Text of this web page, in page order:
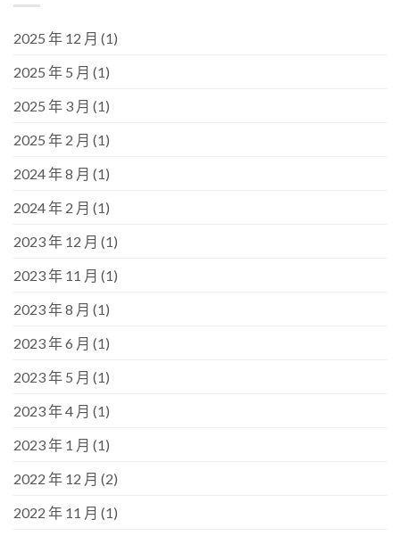
2025 年 12 月 (1)
2025 年 5 月 (1)
2025 年 3 月 (1)
2025 年 2 月 (1)
2024 年 8 月 (1)
2024 年 2 月 (1)
2023 年 12 月 (1)
2023 年 11 月 (1)
2023 年 8 月 (1)
2023 年 6 月 (1)
2023 年 5 月 (1)
2023 年 4 月 (1)
2023 年 1 月 (1)
2022 年 12 月 (2)
2022 年 11 月 (1)